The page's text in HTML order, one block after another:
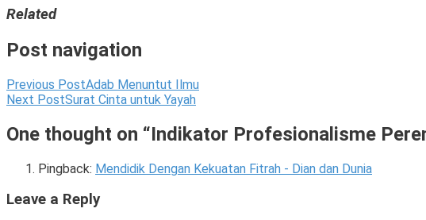
Related
Posted
in
Ibu
Profesional,
Parentology
Tagged
#INSTITUTIBUPROFESIONAL
#MENJADIIBUPROFESIONALKEBANGGAANKELUARGA
#NHW2,
Matrikulasi
5
Post navigation
Previous PostAdab Menuntut Ilmu
Next PostSurat Cinta untuk Yayah
One thought on “Indikator Profesionalisme
Pingback: Mendidik Dengan Kekuatan Fitrah - Dian dan Dunia
Leave a Reply